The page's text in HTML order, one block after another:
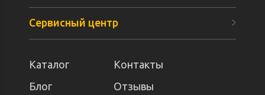
Сервисный центр
Каталог
Контакты
Блог
Отзывы